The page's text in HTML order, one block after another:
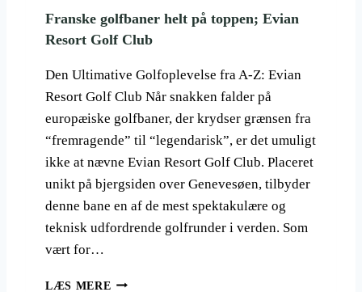
S
F
L
O
S
F
I
S
K
P
Franske golfbaner helt på toppen; Evian
Resort Golf Club
Den Ultimative Golfoplevelse fra A-Z: Evian
Resort Golf Club Når snakken falder på
europæiske golfbaner, der krydser grænsen fra
“fremragende” til “legendarisk”, er det umuligt
ikke at nævne Evian Resort Golf Club. Placeret
unikt på bjergsiden over Genevesøen, tilbyder
denne bane en af de mest spektakulære og
teknisk udfordrende golfrunder i verden. Som
vært for…
LÆS MERE F